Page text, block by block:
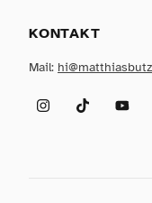
KONTAKT
Mail:
InstagramTikTok